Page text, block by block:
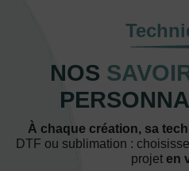
NOS
À chaque création, sa
DTF ou sublimation :
projet en